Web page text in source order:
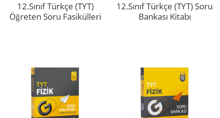
12.Sınıf Türkçe (TYT)
Öğreten Soru Fasikülleri
12.Sınıf Türkçe (TYT) Soru
Bankası Kitabı